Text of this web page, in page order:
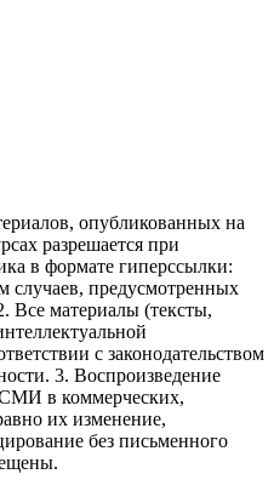
опубликованных на
разрешается при
в формате гиперссылки:
случаев, предусмотренных
Все материалы (тексты,
с законодательством
3. Воспроизведение
в коммерческих,
их изменение,
без письменного